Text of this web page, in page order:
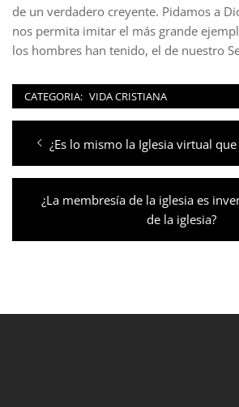
de un verdadero creyente. Pidamos a
nos permita imitar el más grande
los hombres han tenido, el de nuestro
CATEGORIA: VIDA CRISTIANA
Navegación
de
entradas
Entrada
anterior:
¿Es lo mismo la Iglesia virtual
Entrada
¿La membresía de la iglesia es
de la iglesia?